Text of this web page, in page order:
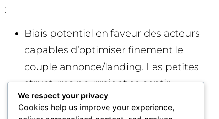
:
Biais potentiel en faveur des acteurs
capables d’optimiser finement le
couple annonce/landing. Les petites
structures pourraient se sentir
défavorisées si elles n’ont pas les
moyens d’itérer rapidement.
We respect your privacy
Cookies help us improve your experience,